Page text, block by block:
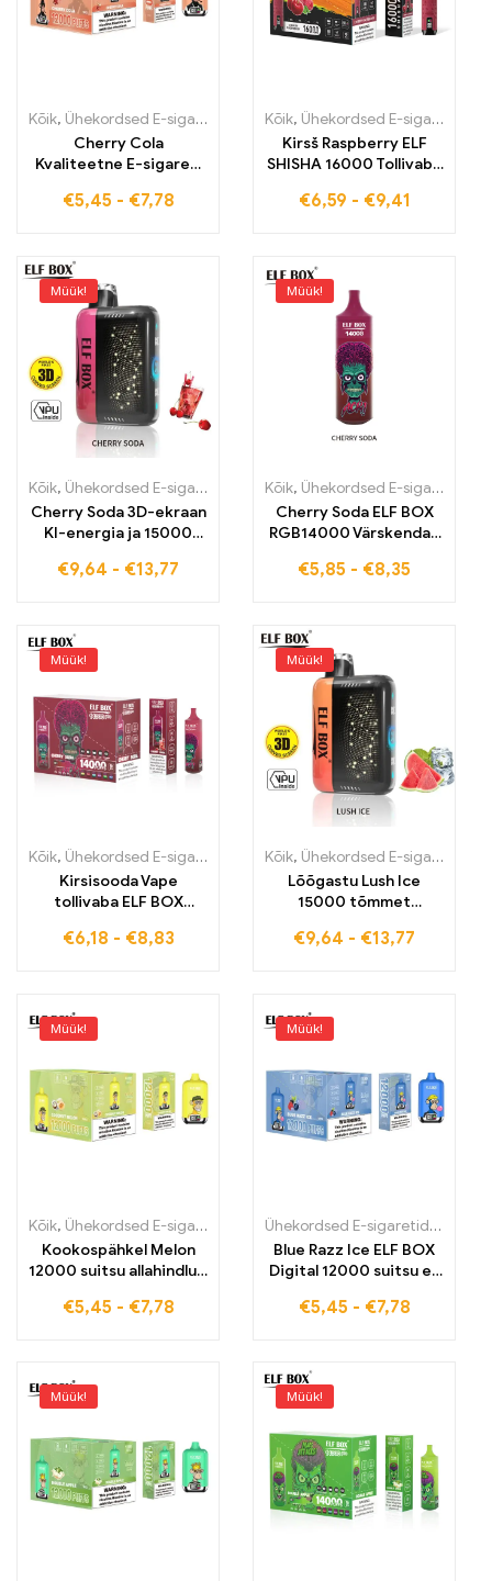
Kõik, Ühekordsed E-sigaretid Ühekordsed e-sigaretid Eestis
Cherry Cola
Kvaliteetne E-sigarett
Vape ELF BOX
€5,45 - €7,78
Kõik, Ühekordsed E-sigaretid
Kirsš Raspberry ELF
SHISHA 16000 Tollivaba
Himbeer Mixiga 16000
€6,59 - €9,41
Müük!
Kõik, Ühekordsed E-sigaretid Ühekordsed e-sigaretid Eestis
Cherry Soda 3D-ekraan
KI-energia ja 15000
€9,64 - €13,77
Müük!
Kõik, Ühekordsed E-sigaretid
Cherry Soda ELF BOX
RGB14000 Värskendav
RGB-disainiga 14000
€5,85 - €8,35
Müük!
Kõik, Ühekordsed E-sigaretid Ühekordsed e-sigaretid Eestis
Kirsisooda Vape
tollivaba ELF BOX
hetkede jaoks
€6,18 - €8,83
Müük!
Kõik, Ühekordsed E-sigaretid
Lõõgastu Lush Ice
15000 tõmmet
PULSE X-ga
€9,64 - €13,77
Müük!
Kõik, Ühekordsed E-sigaretid Ühekordsed e-sigaretid Eestis
Kookospähkel Melon
12000 suitsu allahindlus,
saatmine ELF BOX
€5,45 - €7,78
Müük!
Ühekordsed E-sigaretid
,
Blue Razz Ice ELF BOX
Digital 12000 suitsu e-
suitsutuskogemust
€5,45 - €7,78
Müük! Müük!